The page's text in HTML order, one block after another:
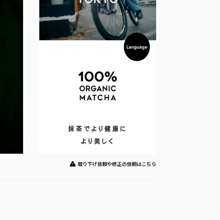
取り下げ依頼や修正の依頼はこちら